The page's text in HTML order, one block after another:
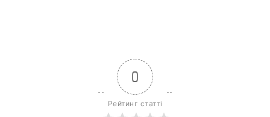
0
Рейтинг статті